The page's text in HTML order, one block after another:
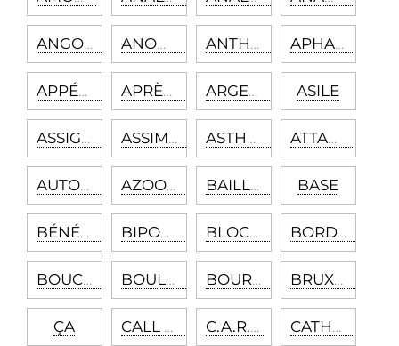
ANGOISSE ANOMIE ANTHROPOLOGIE APHASIE
APPÉTENCE APRÈS-COUP ARGENT ASILE
ASSIGNATION À RÉSIDENCE ASSIMILATION CULTURELLE ASTHÉNIE ATTACHEMENT
AUTOLYSE AZOOSPERMIE BAILLEUR DE FONDS BASE
BÉNÉFICE BIPOLAIRE BLOCUS BORDER-LINE
BOUC ÉMISSAIRE BOULIMIE BOURREAU DOMESTIQUE BRUXISME
ÇA CALL SIGN C.A.R.E. CATHARSIS